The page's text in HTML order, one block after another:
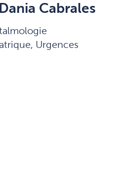
Cabrales
Urgences